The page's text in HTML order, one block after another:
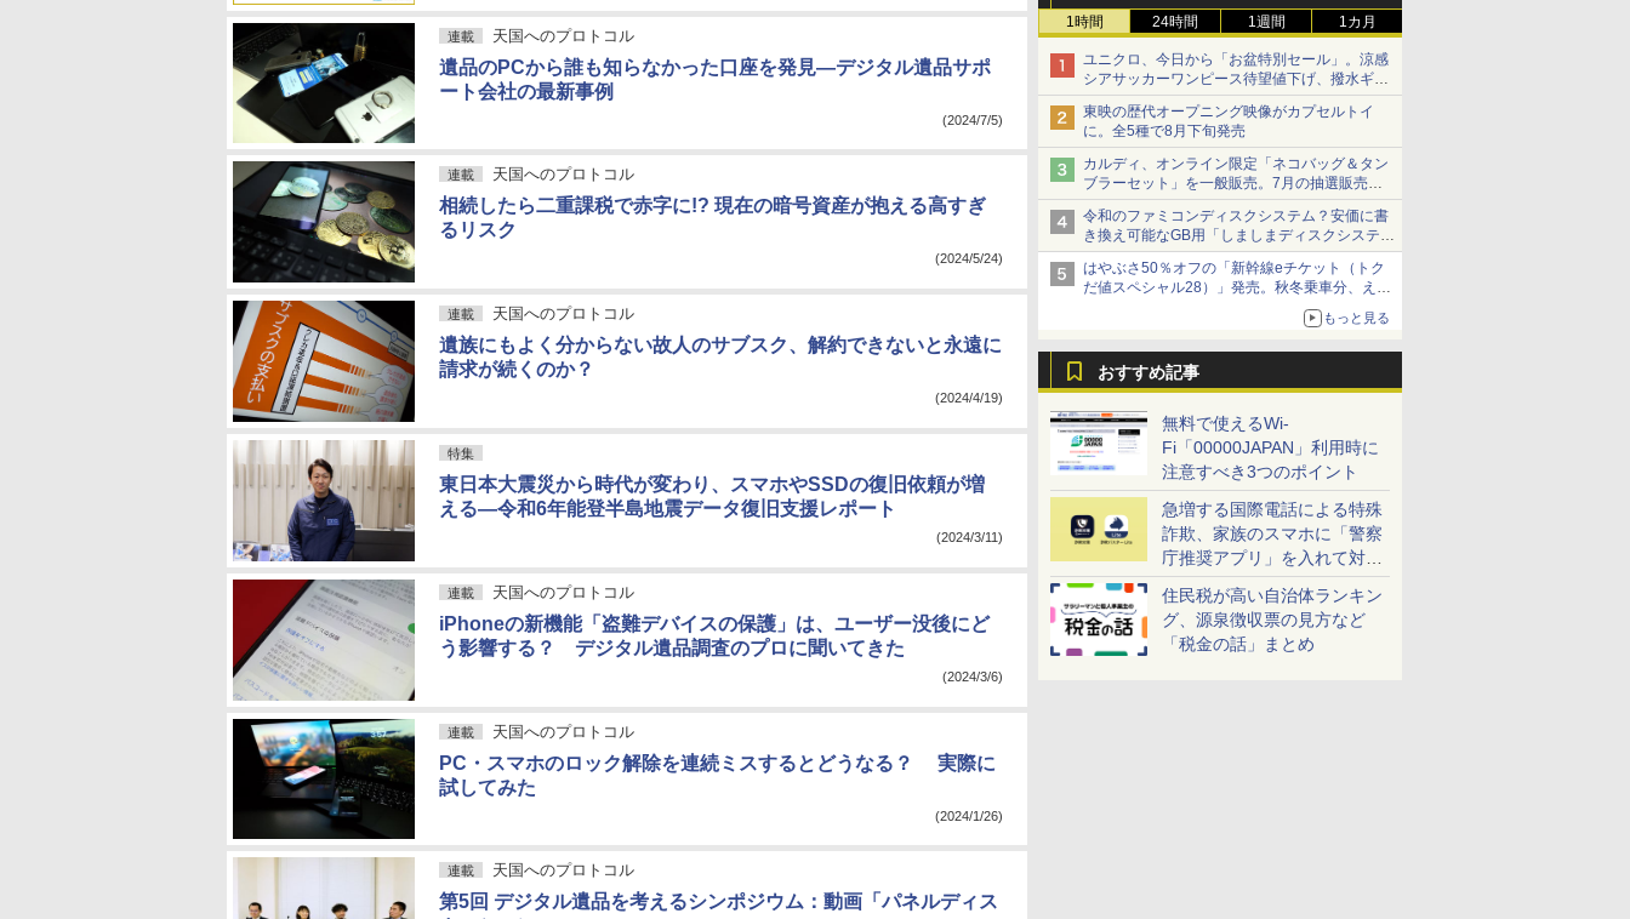
1時間 24時間 1週間 1カ月
ユニクロ、今日から「お盆特別セール」。涼感
シアサッカーワンピース待望値下げ、撥水ギア
ショーツは1990円に
東映の歴代オープニング映像がカプセルトイ
に。全5種で8月下旬発売
カルディ、オンライン限定「ネコバッグ＆タン
ブラーセット」を一般販売。7月の抽選販売の
当選無効分
令和のファミコンディスクシステム？安価に書
き換え可能なGB用「しましまディスクシステ
ム」
はやぶさ50％オフの「新幹線eチケット（トク
だ値スペシャル28）」発売。秋冬乗車分、えき
もっと見る
おすすめ記事
無料で使えるWi-
Fi「00000JAPAN」利用時に
注意すべき3つのポイント
急増する国際電話による特殊
詐欺、家族のスマホに「警察
庁推奨アプリ」を入れて対策
しよう！
住民税が高い自治体ランキン
グ、源泉徴収票の見方など
「税金の話」まとめ
連載 天国へのプロトコル
遺品のPCから誰も知らなかった口座を発見―デジタル遺品サポ
ート会社の最新事例
(2024/7/5)
連載 天国へのプロトコル
相続したら二重課税で赤字に!? 現在の暗号資産が抱える高すぎ
るリスク
(2024/5/24)
連載 天国へのプロトコル
遺族にもよく分からない故人のサブスク、解約できないと永遠に
請求が続くのか？
(2024/4/19)
特集
東日本大震災から時代が変わり、スマホやSSDの復旧依頼が増
える―令和6年能登半島地震データ復旧支援レポート
(2024/3/11)
連載 天国へのプロトコル
iPhoneの新機能「盗難デバイスの保護」は、ユーザー没後にど
う影響する？ デジタル遺品調査のプロに聞いてきた
(2024/3/6)
連載 天国へのプロトコル
PC・スマホのロック解除を連続ミスするとどうなる？ 実際に
試してみた
(2024/1/26)
連載 天国へのプロトコル
第5回 デジタル遺品を考えるシンポジウム：動画「パネルディス